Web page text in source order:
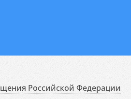
Российской Федерации